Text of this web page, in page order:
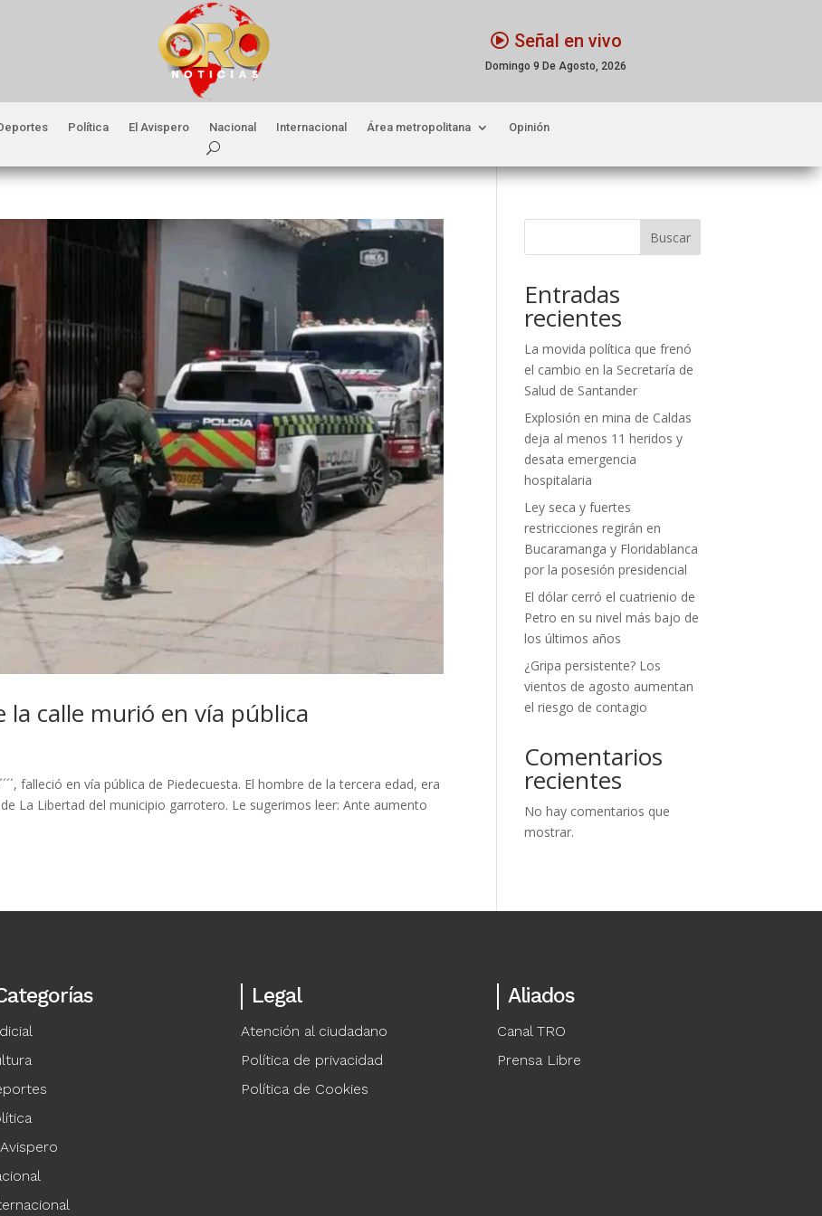
Señal en vivo
Domingo 9 De Agosto, 2026
Política El Avispero Nacional Internacional Área metropolitana Opinión
la calle murió en vía pública
falleció en vía pública de Piedecuesta. El hombre de la tercera edad, era
La Libertad del municipio garrotero. Le sugerimos leer: Ante aumento
Buscar
Entradas
recientes
La movida política que frenó
el cambio en la Secretaría de
Salud de Santander
Explosión en mina de Caldas
deja al menos 11 heridos y
desata emergencia
hospitalaria
Ley seca y fuertes
restricciones regirán en
Bucaramanga y Floridablanca
por la posesión presidencial
El dólar cerró el cuatrienio de
Petro en su nivel más bajo de
los últimos años
¿Gripa persistente? Los
vientos de agosto aumentan
el riesgo de contagio
Comentarios
recientes
No hay comentarios que
mostrar.
Legal
Atención al ciudadano
Política de privacidad
Política de Cookies
Aliados
Canal TRO
Prensa Libre